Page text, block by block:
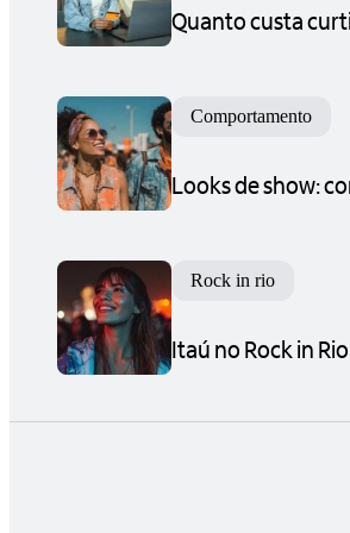
Quanto custa
Comportamento
Looks de show:
Rock in rio
Itaú no Rock in